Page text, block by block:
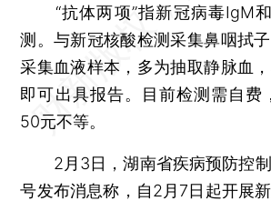
“抗体两项”指新冠病毒IgM和
测。与新冠核酸检测采集鼻咽拭
采集血液样本，多为抽取静脉血
即可出具报告。目前检测需自费
50元不等。
2月3日，湖南省疾病预防控制
号发布消息称，自2月7日起开展